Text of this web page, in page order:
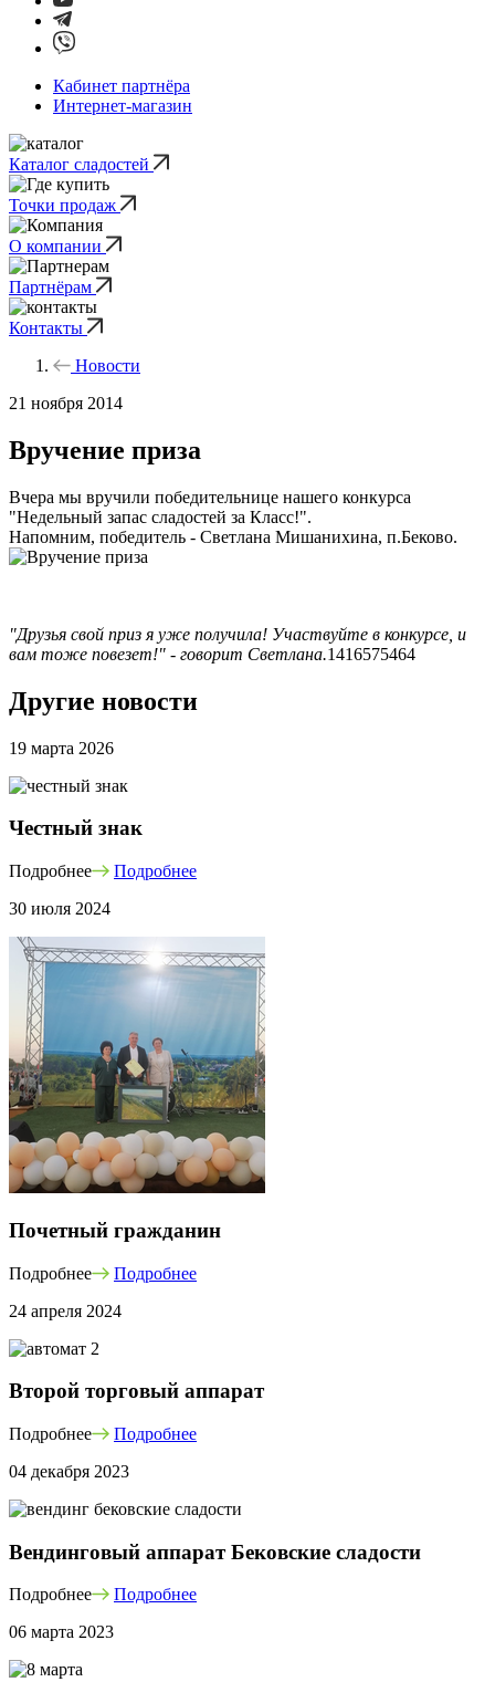
Кабинет партнёра
Интернет-магазин
Каталог сладостей
Точки продаж
О компании
Партнёрам
Контакты
Новости
21 ноября 2014
Вручение приза
Вчера мы вручили победительнице нашего конкурса
"Недельный запас сладостей за Класс!".
Напомним, победитель - Светлана Мишанихина, п.Беково.
"Друзья свой приз я уже получила! Участвуйте в конкурсе, и
вам тоже повезет!" - говорит Светлана.1416575464
Другие новости
19 марта 2026
Честный знак
Подробнее
Подробнее
30 июля 2024
Почетный гражданин
Подробнее
Подробнее
24 апреля 2024
Второй торговый аппарат
Подробнее
Подробнее
04 декабря 2023
Вендинговый аппарат Бековские сладости
Подробнее
Подробнее
06 марта 2023